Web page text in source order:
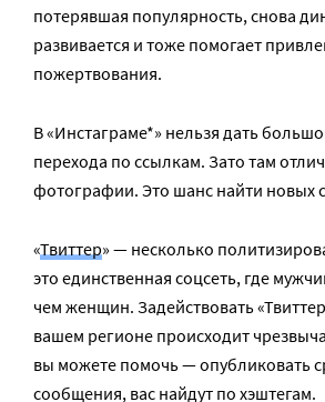
потерявшая популярность, снова
развивается и тоже помогает
пожертвования.
В «Инстаграме*» нельзя дать
перехода по ссылкам. Зато там
фотографии. Это шанс найти новых
«Твиттер» — несколько
это единственная соцсеть, где
чем женщин. Задействовать
вашем регионе происходит
вы можете помочь — опубликовать
сообщения, вас найдут по хэштегам.